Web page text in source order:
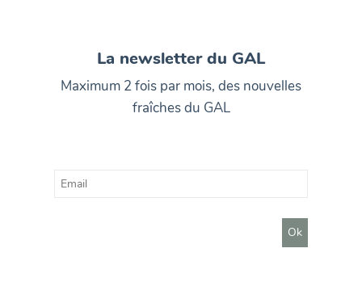
La newsletter du GAL
Maximum 2 fois par mois, des nouvelles
fraîches du GAL